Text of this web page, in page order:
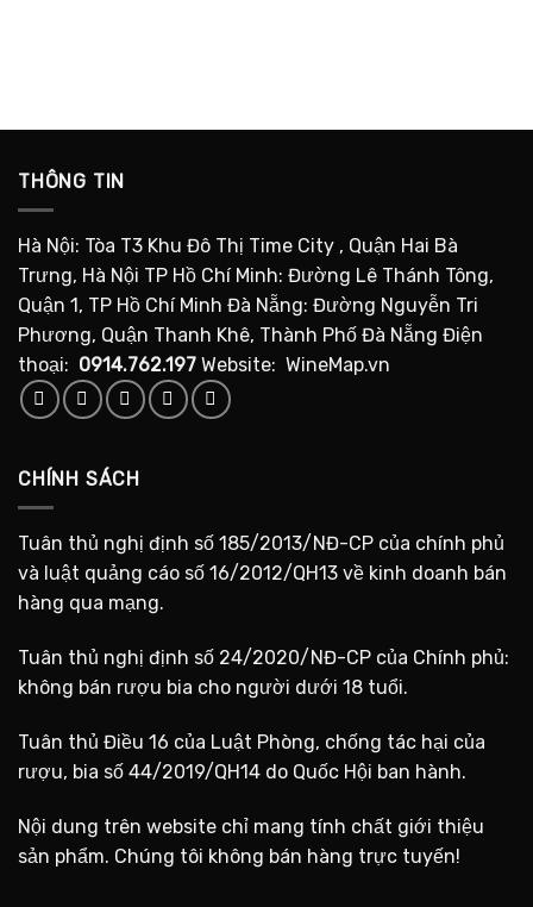
THÔNG TIN
Hà Nội: Tòa T3 Khu Đô Thị Time City , Quận Hai Bà
Trưng, Hà Nội TP Hồ Chí Minh: Đường Lê Thánh Tông,
Quận 1, TP Hồ Chí Minh Đà Nẵng: Đường Nguyễn Tri
Phương, Quận Thanh Khê, Thành Phố Đà Nẵng Điện
thoại: 0914.762.197 Website: WineMap.vn
CHÍNH SÁCH
Tuân thủ nghị định số 185/2013/NĐ-CP của chính phủ
và luật quảng cáo số 16/2012/QH13 về kinh doanh bán
hàng qua mạng.
Tuân thủ nghị định số 24/2020/NĐ-CP của Chính phủ:
không bán rượu bia cho người dưới 18 tuổi.
Tuân thủ Điều 16 của Luật Phòng, chống tác hại của
rượu, bia số 44/2019/QH14 do Quốc Hội ban hành.
Nội dung trên website chỉ mang tính chất giới thiệu
sản phẩm. Chúng tôi không bán hàng trực tuyến!